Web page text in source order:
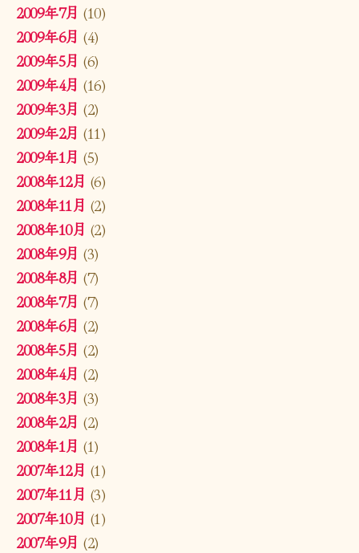
2009年7月 (10)
2009年6月 (4)
2009年5月 (6)
2009年4月 (16)
2009年3月 (2)
2009年2月 (11)
2009年1月 (5)
2008年12月 (6)
2008年11月 (2)
2008年10月 (2)
2008年9月 (3)
2008年8月 (7)
2008年7月 (7)
2008年6月 (2)
2008年5月 (2)
2008年4月 (2)
2008年3月 (3)
2008年2月 (2)
2008年1月 (1)
2007年12月 (1)
2007年11月 (3)
2007年10月 (1)
2007年9月 (2)